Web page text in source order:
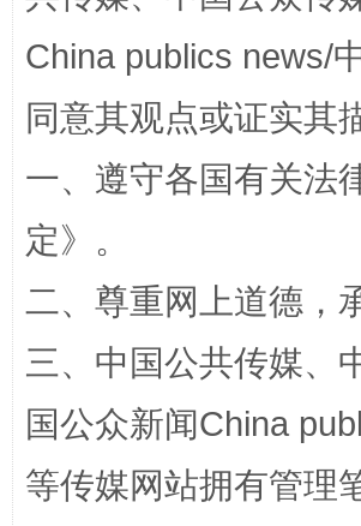
全民健身五年计划来了！等你上场
阿坝州三大球赛在茂县开幕
China publics news/
同意其观点或证实其
一、遵守各国有关法
定》。
二、尊重网上道德，
三、中国公共传媒、
国公众新闻China
等传媒网站拥有管理